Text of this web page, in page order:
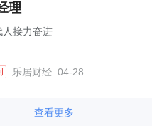
理
人接力奋进
乐居财经 04-28
查看更多